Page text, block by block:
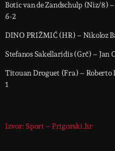
Botic van de Zandschulp (Niz/8)
6-2
DINO PRIŽMIĆ (HR) – Nikoloz
Stefanos Sakellaridis (Grč) – Jan
Titouan Droguet (Fra) – Roberto
1
Izvor: Sport – Prigorski.hr